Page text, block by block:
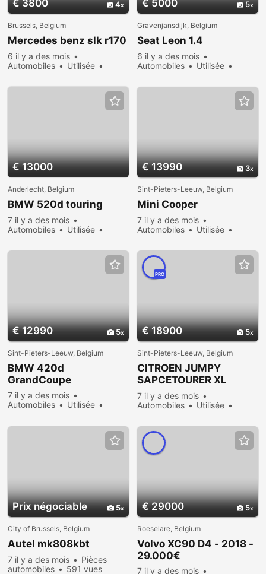
€ 3800 4
Brussels, Belgium
Mercedes benz slk r170
6 il y a des mois
Automobiles
Utilisée
€ 5000 5
Gravenjansdijk, Belgium
Seat Leon 1.4
6 il y a des mois
Automobiles
Utilisée
€ 13000
Anderlecht, Belgium
BMW 520d touring
7 il y a des mois
Automobiles
Utilisée
€ 13990 3
Sint-Pieters-Leeuw, Belgium
Mini Cooper
7 il y a des mois
Automobiles
Utilisée
€ 12990 5
Sint-Pieters-Leeuw, Belgium
BMW 420d
GrandCoupe
7 il y a des mois
Automobiles
Utilisée
€ 18900 5
PRO
Sint-Pieters-Leeuw, Belgium
CITROEN JUMPY
SAPCETOURER XL
9PLACES GARANTIE
12MOIS
7 il y a des mois
Automobiles
Utilisée
Prix ​​négociable 5
City of Brussels, Belgium
Autel mk808kbt
7 il y a des mois
Pièces
automobiles
591 vues
€ 29000 5
Roeselare, Belgium
Volvo XC90 D4 - 2018 -
29.000€
7 il y a des mois